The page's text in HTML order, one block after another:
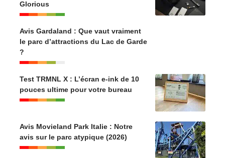
Glorious
Avis Gardaland : Que vaut vraiment
le parc d’attractions du Lac de Garde
?
Test TRMNL X : L’écran e-ink de 10
pouces ultime pour votre bureau
Avis Movieland Park Italie : Notre
avis sur le parc atypique (2026)